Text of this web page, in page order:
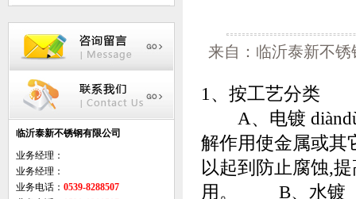
临沂泰新不锈钢有限公司
业务经理：
业务经理：
业务电话： 0539-8288507
来自：临沂泰新不
1、按工艺分类
A、电镀
解作用使金属或其
以起到防止腐蚀,
用。 B、水镀